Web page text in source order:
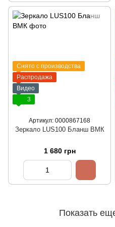
Снято с производства
Распродажа
Видео
3
Артикул: 0000867168
Зеркало LUS100 Бланш ВМК
1 680 грн
Показать